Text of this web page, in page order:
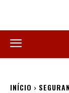
INÍCIO